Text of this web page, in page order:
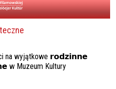
na wyjątkowe 𝗿𝗼𝗱𝘇𝗶𝗻𝗻𝗲
Muzeum Kultury